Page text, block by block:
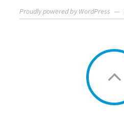
Proudly powered by WordPress —